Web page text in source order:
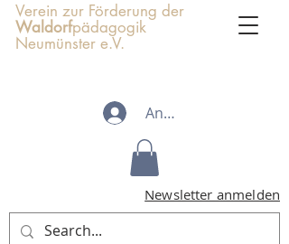
Verein zur Förderung der
Waldorfpädagogik
Neumünster e.V.
Anmelden
Newsletter anmelden